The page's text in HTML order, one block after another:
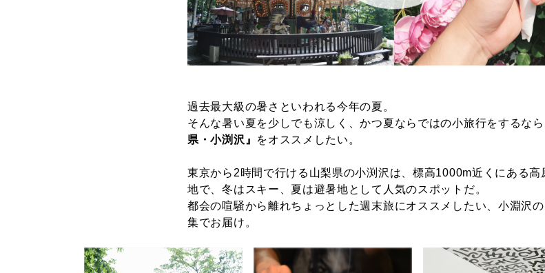
過去最大級の暑さといわれる今年の夏。
そんな暑い夏を少しでも涼しく、かつ夏ならではの小旅行をするなら
県・小渕沢』
をオススメしたい。
東京から2時間で行ける山梨県の小渕沢は、標高1000m近くにある高
地で、冬はスキー、夏は避暑地として人気のスポットだ。
都会の喧騒から離れちょっとした週末旅にオススメしたい、小淵沢
集でお届け。